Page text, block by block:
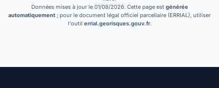
Données mises à jour le 01/08/2026. Cette page est générée
automatiquement ; pour le document légal officiel parcellaire (ERRIAL), utiliser
l'outil errial.georisques.gouv.fr.